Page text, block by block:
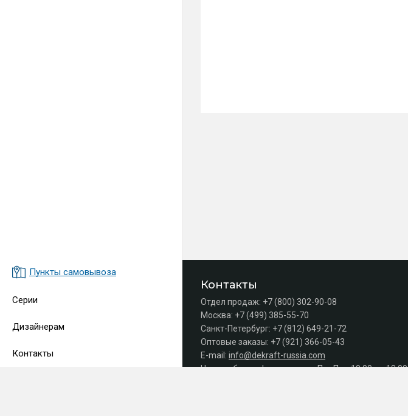
Пункты самовывоза
Серии
Дизайнерам
Контакты
Контакты
Отдел продаж: +7 (800) 302-90-08
Москва: +7 (499) 385-55-70
Санкт-Петербург: +7 (812) 649-21-72
Оптовые заказы: +7 (921) 366-05-43
E-mail: info@dekraft-russia.com
Часы работы офиса продаж: Пн–Пт с 10:00 до 18:00